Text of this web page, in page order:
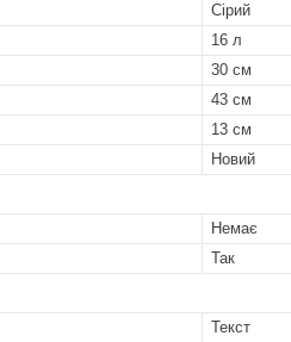
Сірий
16 л
30 см
43 см
13 см
Новий
Немає
Так
Текст